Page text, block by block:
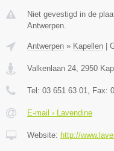
Niet gevestigd in de
Antwerpen.
Antwerpen » Kapellen
Valkenlaan 24 2950
Tel: 03 651 63 01 , Fax:
E-mail › Lavendine
Website: http://